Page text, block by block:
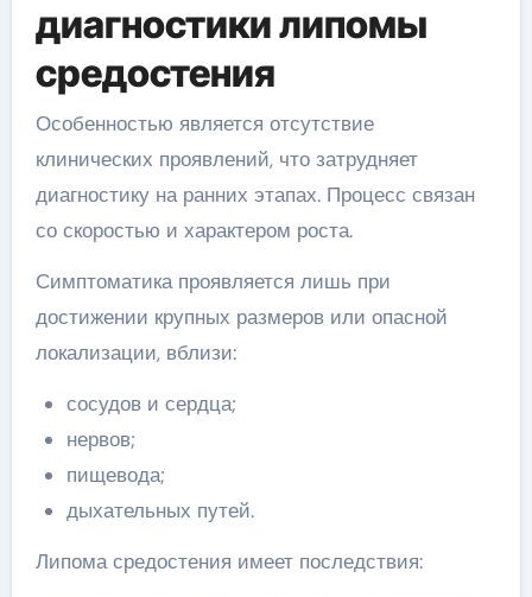
диагностики липомы
средостения
Особенностью является отсутствие
клинических проявлений, что затрудняет
диагностику на ранних этапах. Процесс связан
со скоростью и характером роста.
Симптоматика проявляется лишь при
достижении крупных размеров или опасной
локализации, вблизи:
сосудов и сердца;
нервов;
пищевода;
дыхательных путей.
Липома средостения имеет последствия: